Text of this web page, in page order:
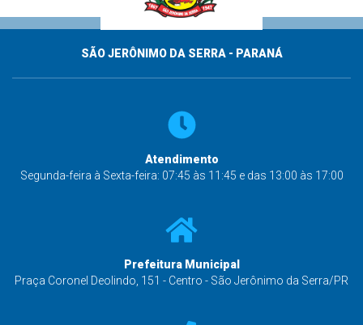
SÃO JERÔNIMO DA SERRA - PARANÁ
Atendimento
Segunda-feira à Sexta-feira: 07:45 às 11:45 e das 13:00 às 17:00
Prefeitura Municipal
Praça Coronel Deolindo, 151 - Centro - São Jerônimo da Serra/PR